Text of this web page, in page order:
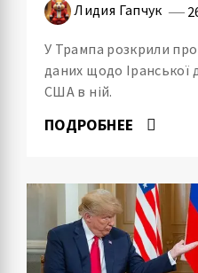
Лидия Гапчук
У Трампа розкрили
даних щодо Іранської
США в ній.
ПОДРОБНЕЕ